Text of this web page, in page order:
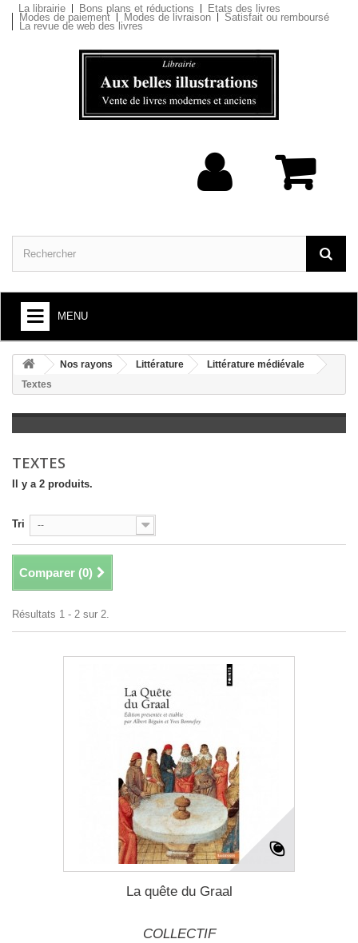
La librairie Bons plans et réductions Etats des livres
Modes de paiement Modes de livraison Satisfait ou remboursé
La revue de web des livres
MENU
+
ARTS ET SOCIÉTÉ
+
LITTÉRATURE
LOISIRS, VIE PRATIQUE
SCOLAIRE ET DICTIONNAIRE
+
LIVRES ANCIENS AVANT 1945
Nos rayons Littérature
Littérature médiévale
Textes
TEXTES
Il y a 2 produits.
Tri --
Comparer (0)
Résultats 1 - 2 sur 2.
La quête du Graal
COLLECTIF